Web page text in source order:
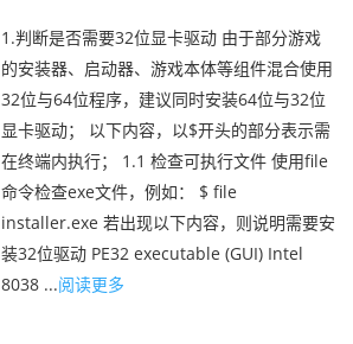
1.判断是否需要32位显卡驱动 由于部分游戏
的安装器、启动器、游戏本体等组件混合使用
32位与64位程序，建议同时安装64位与32位
显卡驱动； 以下内容，以$开头的部分表示需
在终端内执行； 1.1 检查可执行文件 使用file
命令检查exe文件，例如： $ file
installer.exe 若出现以下内容，则说明需要安
装32位驱动 PE32 executable (GUI) Intel
8038 ...阅读更多